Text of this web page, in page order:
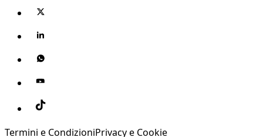
Termini e CondizioniPrivacy e Cookie